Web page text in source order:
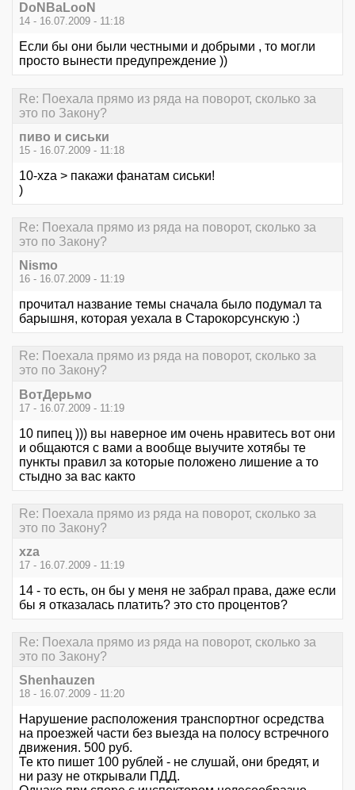
DoNBaLooN
14 - 16.07.2009 - 11:18
Если бы они были честными и добрыми , то могли
просто вынести предупреждение ))
Re: Поехала прямо из ряда на поворот, сколько за
это по Закону?
пиво и сиськи
15 - 16.07.2009 - 11:18
10-xza > пакажи фанатам сиськи!
)
Re: Поехала прямо из ряда на поворот, сколько за
это по Закону?
Nismo
16 - 16.07.2009 - 11:19
прочитал название темы сначала было подумал та
барышня, которая уехала в Старокорсунскую :)
Re: Поехала прямо из ряда на поворот, сколько за
это по Закону?
ВотДерьмо
17 - 16.07.2009 - 11:19
10 пипец ))) вы наверное им очень нравитесь вот они
и общаются с вами а вообще выучите хотябы те
пункты правил за которые положено лишение а то
стыдно за вас както
Re: Поехала прямо из ряда на поворот, сколько за
это по Закону?
xza
17 - 16.07.2009 - 11:19
14 - то есть, он бы у меня не забрал права, даже если
бы я отказалась платить? это сто процентов?
Re: Поехала прямо из ряда на поворот, сколько за
это по Закону?
Shenhauzen
18 - 16.07.2009 - 11:20
Нарушение расположения транспортног осредства
на проезжей части без выезда на полосу встречного
движения. 500 руб.
Те кто пишет 100 рублей - не слушай, они бредят, и
ни разу не открывали ПДД.